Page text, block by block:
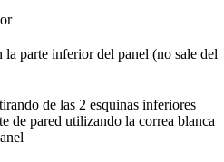
parte inferior del panel (no sale del
de las 2 esquinas inferiores
de pared utilizando la correa blanca